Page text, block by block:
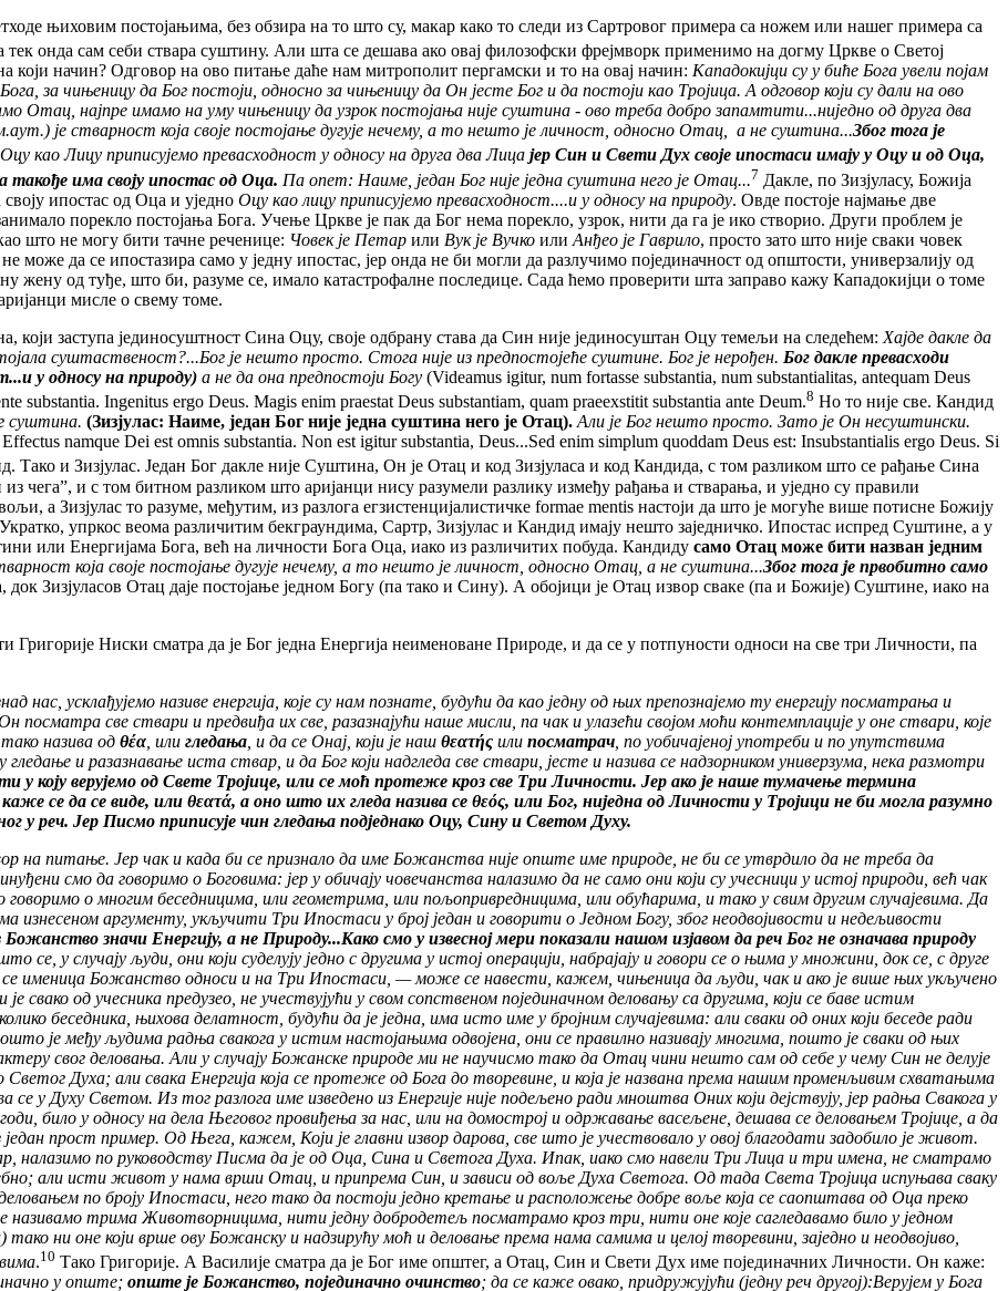
њиховим постојањима, без обзира на то што су, макар како то следи из Сартровог примера са ножем или нашег примера са
тек онда сам себи ствара суштину. Али шта се дешава ако овај филозофски фрејмворк применимо на догму Цркве о Светој
који начин? Одговор на ово питање даће нам митрополит пергамски и то на овај начин: Кападокијци су у биће Бога увели појам
за чињеницу да Бог постоји, односно за чињеницу да Он јесте Бог и да постоји као Тројица. А одговор који су дали на ово
Отац, најпре имамо на уму чињеницу да узрок постојања није суштина - ово треба добро запамтити...ниједно од друга два
је стварност која своје постојање дугује нечему, а то нешто је личност, односно Отац, а не суштина...Због тога је
као Лицу приписујемо превасходност у односу на друга два Лица јер Син и Свети Дух своје ипостаси имају у Оцу и од Оца,
такође има своју ипостас од Оца. Па опет: Наиме, један Бог није једна суштина него је Отац...7 Дакле, по Зизјуласу, Божија
ипостас од Оца и уједно Оцу као лицу приписујемо превасходност....и у односу на природу. Овде постоје најмање две
порекло постојања Бога. Учење Цркве је пак да Бог нема порекло, узрок, нити да га је ико створио. Други проблем је
што не могу бити тачне реченице: Човек је Петар или Вук је Вучко или Анђео је Гаврило, просто зато што није сваки човек
да се ипостазира само у једну ипостас, јер онда не би могли да разлучимо појединачност од општости, универзалију од
жену од туђе, што би, разуме се, имало катастрофалне последице. Сада ћемо проверити шта заправо кажу Кападокијци о томе
мисле о свему томе.
заступа јединосуштност Сина Оцу, своје одбрану става да Син није јединосуштан Оцу темељи на следећем: Хајде дакле да
суштаственост?...Бог је нешто просто. Стога није из предпостојеће суштине. Бог је нерођен. Бог дакле превасходи
у односу на природу) а не да она предпостоји Богу (Videamus igitur, num fortasse substantia, num substantialitas, antequam Deus
substantia. Ingenitus ergo Deus. Magis enim praestat Deus substantiam, quam praeexstitit substantia ante Deum.8 Но то није све. Кандид
суштина. (Зизјулас: Наиме, један Бог није једна суштина него је Отац). Али је Бог нешто просто. Зато је Он несуштински.
namque Dei est omnis substantia. Non est igitur substantia, Deus...Sed enim simplum quoddam Deus est: Insubstantialis ergo Deus. Si
Тако и Зизјулас. Један Бог дакле није Суштина, Он је Отац и код Зизјуласа и код Кандида, с том разликом што се рађање Сина
чега”, и с том битном разликом што аријанци нису разумели разлику између рађања и стварања, и уједно су правили
а Зизјулас то разуме, међутим, из разлога егзистенцијалистичке formae mentis настоји да што је могуће више потисне Божију
упркос веома различитим бекграундима, Сартр, Зизјулас и Кандид имају нешто заједничко. Ипостас испред Суштине, а у
или Енергијама Бога, већ на личности Бога Оца, иако из различитих побуда. Кандиду само Отац може бити назван једним
која своје постојање дугује нечему, а то нешто је личност, односно Отац, а не суштина...Због тога је првобитно само
Зизјуласов Отац даје постојање једном Богу (па тако и Сину). А обојици је Отац извор сваке (па и Божије) Суштине, иако на
Ниски сматра да је Бог једна Енергија неименоване Природе, и да се у потпуности односи на све три Личности, па
нас, усклађујемо називе енергија, које су нам познате, будући да као једну од њих препознајемо ту енергију посматрања и
посматра све ствари и предвиђа их све, разазнајући наше мисли, па чак и улазећи својом моћи контемплације у оне ствари, које
тако назива од θέα , или гледања , и да се Онај, који је наш θεατής или посматрач , по уобичајеној употреби и по упутствима
гледање и разазнавање иста ствар, и да Бог који надгледа све ствари, јесте и назива се надзорником универзума, нека размотри
у коју верујемо од Свете Тројице, или се моћ протеже кроз све Три Личности. Јер ако је наше тумачење термина
се да се виде, или θεατά, а оно што их гледа назива се θεός, или Бог, ниједна од Личности у Тројици не би могла разумно
у реч. Јер Писмо приписује чин гледања подједнако Оцу, Сину и Светом Духу.
на питање. Јер чак и када би се признало да име Божанства није опште име природе, не би се утврдило да не треба да
смо да говоримо о Боговима: јер у обичају човечанства налазимо да не само они који су учесници у истој природи, већ чак
о многим беседницима, или геометрима, или пољопривредницима, или обућарима, и тако у свим другим случајевима. Да
изнесеном аргументу, укључити Три Ипостаси у број један и говорити о Једном Богу, због неодвојивости и недељивости
Божанство значи Енергију, а не Природу...Како смо у извесној мери показали нашом изјавом да реч Бог не означава природу
се, у случају људи, они који суделују једно с другима у истој операцији, набрајају и говори се о њима у множини, док се, с друге
се именица Божанство односи и на Три Ипостаси, — може се навести, кажем, чињеница да људи, чак и ако је више њих укључено
свако од учесника предузео, не учествујући у свом сопственом појединачном деловању са другима, који се баве истим
беседника, њихова делатност, будући да је једна, има исто име у бројним случајевима: али сваки од оних који беседе ради
је међу људима радња свакога у истим настојањима одвојена, они се правилно називају многима, пошто је сваки од њих
свог деловања. Али у случају Божанске природе ми не научисмо тако да Отац чини нешто сам од себе у чему Син не делује
Духа; али свака Енергија која се протеже од Бога до творевине, и која је названа према нашим променљивим схватањима
у Духу Светом. Из тог разлога име изведено из Енергије није подељено ради мноштва Оних који дејствују, јер радња Свакога у
било у односу на дела Његовог провиђења за нас, или на домострој и одржавање васељене, дешава се деловањем Тројице, а да
прост пример. Од Њега, кажем, Који је главни извор дарова, све што је учествовало у овој благодати задобило је живот.
налазимо по руководству Писма да је од Оца, Сина и Светога Духа. Ипак, иако смо навели Три Лица и три имена, не сматрамо
али исти живот у нама врши Отац, и припрема Син, и зависи од воље Духа Светога. Од тада Света Тројица испуњава сваку
по броју Ипостаси, него тако да постоји једно кретање и расположење добре воље која се саопштава од Оца преко
називамо трима Животворницима, нити једну добродетељ посматрамо кроз три, нити оне које сагледавамо било у једном
ни оне који врше ову Божанску и надзирућу моћ и деловање према нама самима и целој творевини, заједно и неодвојиво,
.10 Тако Григорије. А Василије сматра да је Бог име општег, а Отац, Син и Свети Дух име појединачних Личности. Он каже:
у опште; опште је Божанство, појединачно очинство; да се каже овако, придружујући (једну реч другој):Верујем у Бога